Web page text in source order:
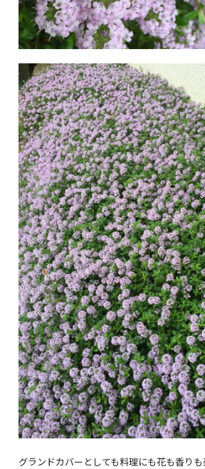
グランドカバーとしても料理にも花も香り